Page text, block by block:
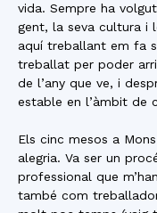
vida. Sempre ha
gent, la seva cultura i
aquí treballant em fa
treballat per poder
de l’any que ve, i
estable en l’àmbit de
Els cinc mesos a
alegria. Va ser un
professional que
també com